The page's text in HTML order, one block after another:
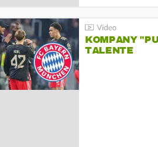
KOMPANY
TALENTE